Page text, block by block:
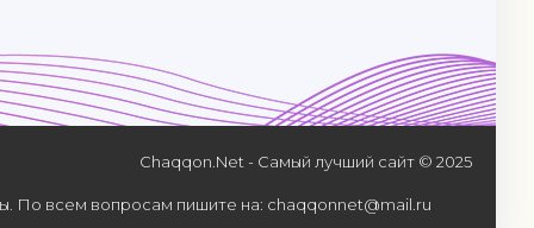
Chaqqon.Net - Самый лучший сайт © 2025
По всем вопросам пишите на: chaqqonnet@mail.ru